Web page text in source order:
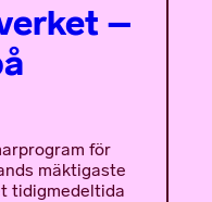
–
för
mäktigaste
tidigmedeltida